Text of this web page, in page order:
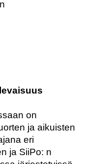
on
ja aikuisten
eri
ja SiiPo: n